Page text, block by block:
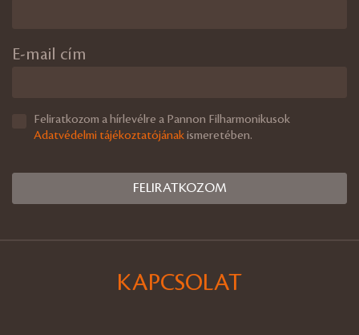
E-mail cím
Feliratkozom a hírlevélre a Pannon Filharmonikusok
Adatvédelmi tájékoztatójánakismeretében.
KAPCSOLAT